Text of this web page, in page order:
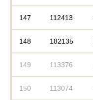
147 112413
148 182135
149 113376
150 113074